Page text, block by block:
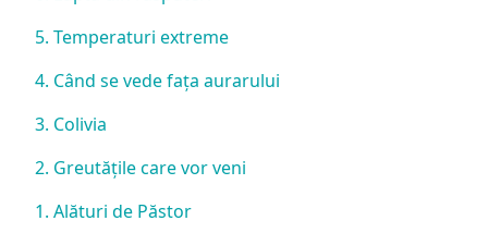
5. Temperaturi extreme
4. Când se vede fața aurarului
3. Colivia
2. Greutățile care vor veni
1. Alături de Păstor